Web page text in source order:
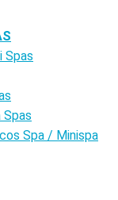
Spas
Spa / Minispa